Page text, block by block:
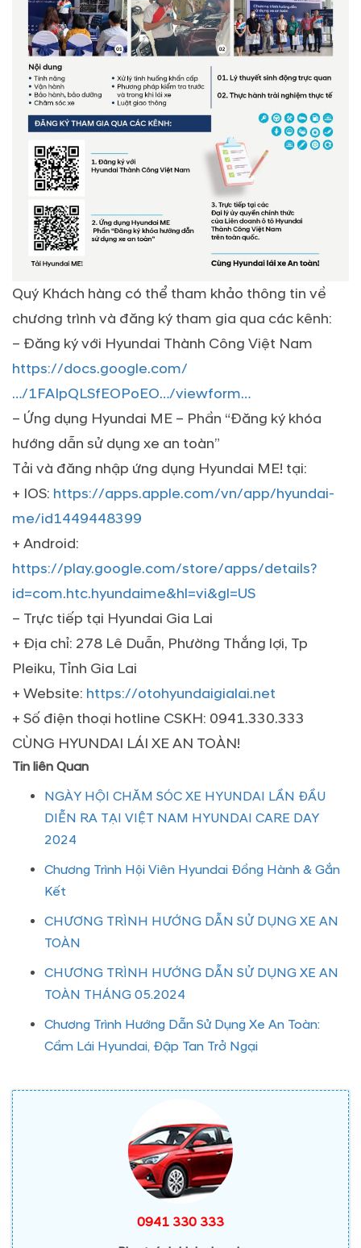
Quý Khách hàng có thể tham khảo thông tin về
chương trình và đăng ký tham gia qua các kênh:
– Đăng ký với Hyundai Thành Công Việt Nam
https://docs.google.com/
…/1FAIpQLSfEOPoEO…/viewform…
– Ứng dụng Hyundai ME – Phần “Đăng ký khóa
hướng dẫn sử dụng xe an toàn”
Tải và đăng nhập ứng dụng Hyundai ME! tại:
+ IOS: https://apps.apple.com/vn/app/hyundai-
me/id1449448399
+ Android:
https://play.google.com/store/apps/details?
id=com.htc.hyundaime&hl=vi&gl=US
– Trực tiếp tại Hyundai Gia Lai
+ Địa chỉ: 278 Lê Duẫn, Phường Thắng lợi, Tp
Pleiku, Tỉnh Gia Lai
+ Website: https://otohyundaigialai.net
+ Số điện thoại hotline CSKH: 0941.330.333
CÙNG HYUNDAI LÁI XE AN TOÀN!
Tin liên Quan
NGÀY HỘI CHĂM SÓC XE HYUNDAI LẦN ĐẦU
DIỄN RA TẠI VIỆT NAM HYUNDAI CARE DAY
2024
Chương Trình Hội Viên Hyundai Đồng Hành & Gắn
Kết
CHƯƠNG TRÌNH HƯỚNG DẪN SỬ DỤNG XE AN
TOÀN
CHƯƠNG TRÌNH HƯỚNG DẪN SỬ DỤNG XE AN
TOÀN THÁNG 05.2024
Chương Trình Hướng Dẫn Sử Dụng Xe An Toàn:
Cầm Lái Hyundai, Đập Tan Trở Ngại
0941 330 333